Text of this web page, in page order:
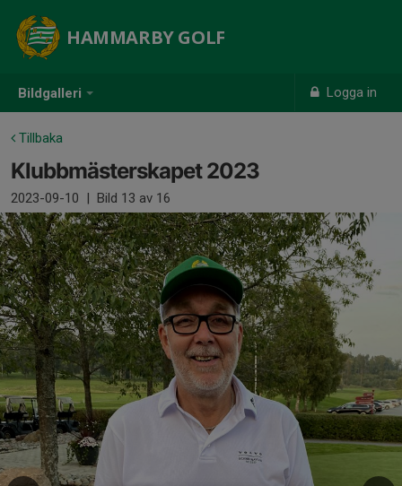
Bildgalleri Logga in
HAMMARBY GOLF
Tillbaka
Klubbmästerskapet 2023
2023-09-10 | Bild 13 av 16